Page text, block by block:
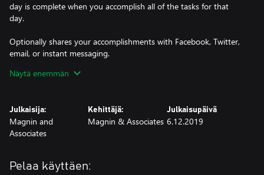
day is complete when you accomplish all of the tasks for that
day.
Optionally shares your accomplishments with Facebook, Twitter,
email, or instant messaging.
Windows 10 UWP (Universal Windows Platform) plays on
Näytä enemmän
Julkaisija:
Magnin and
Associates
Kehittäjä:
Magnin & Associates
Julkaisupäivä
6.12.2019
Pelaa käyttäen: